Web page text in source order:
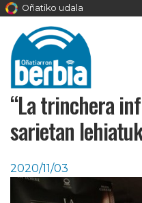
Oñatiko udala
“La trinchera
sarietan
2020/11/03